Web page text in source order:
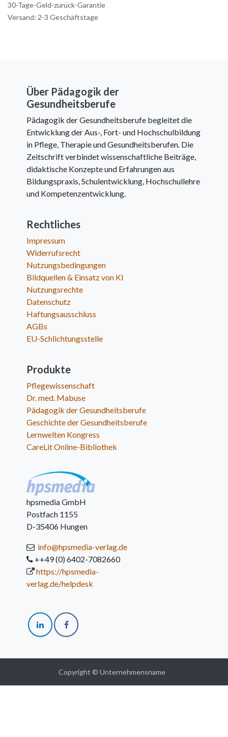
30-Tage-Geld-zurück-Garantie
Versand: 2-3 Geschäftstage
Über Pädagogik der
Gesundheitsberufe
Pädagogik der Gesundheitsberufe begleitet die
Entwicklung der Aus-, Fort- und Hochschulbildung
in Pflege, Therapie und Gesundheitsberufen. Die
Zeitschrift verbindet wissenschaftliche Beiträge,
didaktische Konzepte und Erfahrungen aus
Bildungspraxis, Schulentwicklung, Hochschullehre
und Kompetenzentwicklung.
Rechtliches
Impressum
Widerrufsrecht
Nutzungsbedingungen
Bildquellen & Einsatz von KI
Nutzungsrechte
Datenschutz
Haftungsausschluss
AGBs
EU-Schlichtungsstelle
Produkte
Pflegewissenschaft
Dr. med. Mabuse
Pädagogik der Gesundheitsberufe
Geschichte der Gesundheitsberufe
Lernwelten Kongress
CareLit Online-Bibliothek
hpsmedia GmbH
Postfach 1155
D-35406 Hungen
info@hpsmedia-verlag.de
++49 (0) 6402-7082660
https://hpsmedia-
verlag.de/helpdesk
Copyright © Unternehmensname